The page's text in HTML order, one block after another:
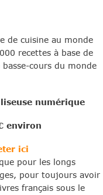
de cuisine au monde
recettes à base de
cours du monde
liseuse numérique
environ
ici
pour les longs
pour toujours avoir
français sous le